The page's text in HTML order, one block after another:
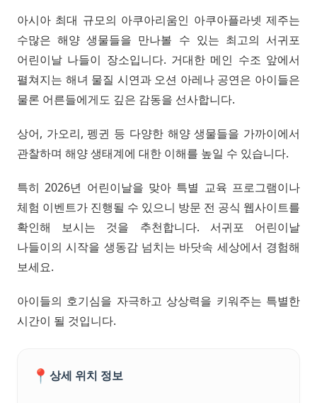
아시아 최대 규모의 아쿠아리움인 아쿠아플라넷 제주는
수많은 해양 생물들을 만나볼 수 있는 최고의 서귀포
어린이날 나들이 장소입니다. 거대한 메인 수조 앞에서
펼쳐지는 해녀 물질 시연과 오션 아레나 공연은 아이들은
물론 어른들에게도 깊은 감동을 선사합니다.
상어, 가오리, 펭귄 등 다양한 해양 생물들을 가까이에서
관찰하며 해양 생태계에 대한 이해를 높일 수 있습니다.
특히 2026년 어린이날을 맞아 특별 교육 프로그램이나
체험 이벤트가 진행될 수 있으니 방문 전 공식 웹사이트를
확인해 보시는 것을 추천합니다. 서귀포 어린이날
나들이의 시작을 생동감 넘치는 바닷속 세상에서 경험해
보세요.
아이들의 호기심을 자극하고 상상력을 키워주는 특별한
시간이 될 것입니다.
📍 상세 위치 정보